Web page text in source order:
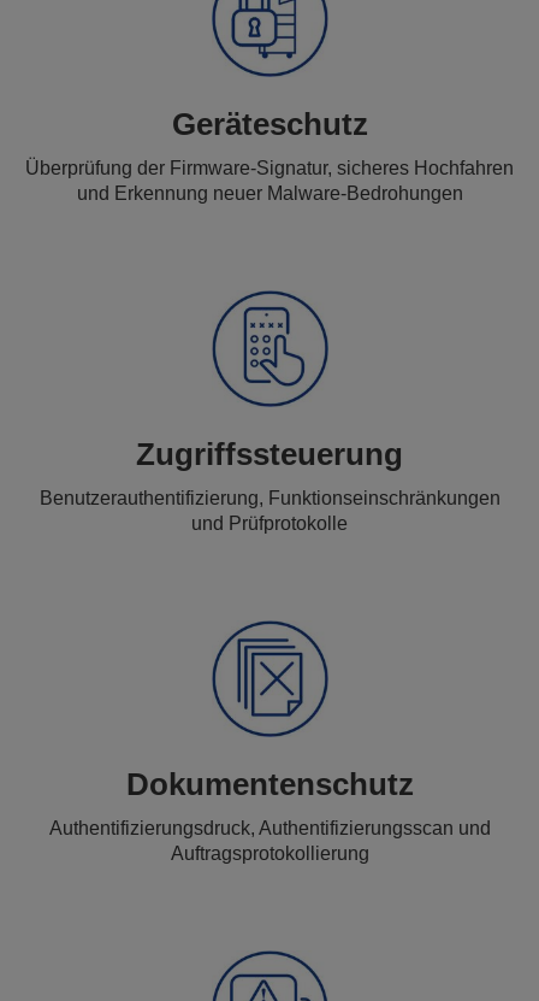
Geräteschutz
Überprüfung der Firmware-Signatur, sicheres Hochfahren
und Erkennung neuer Malware-Bedrohungen
Zugriffssteuerung
Benutzerauthentifizierung, Funktionseinschränkungen
und Prüfprotokolle
Dokumentenschutz
Authentifizierungsdruck, Authentifizierungsscan und
Auftragsprotokollierung